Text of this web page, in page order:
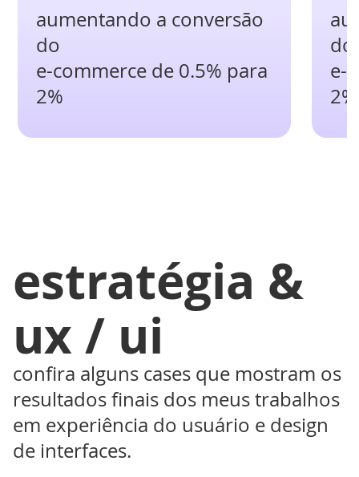
aumentando a conversão
do
e-commerce de 0.5% para
2%
do
e-
2%
confira alguns cases que mostram os
resultados finais dos meus trabalhos
em experiência do usuário e design
de interfaces.
estratégia &
ux / ui